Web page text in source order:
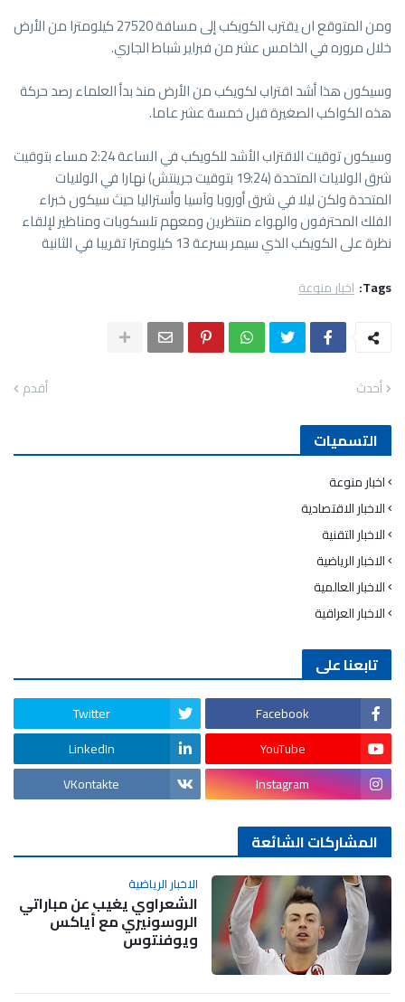
ومن المتوقع ان يقترب الكويكب إلى مسافة 27520 كيلومترا من الأرض
خلال مروره في الخامس عشر من فبراير شباط الجاري.
وسيكون هذا أشد اقتراب لكويكب من الأرض منذ بدأ العلماء رصد حركة
هذه الكواكب الصغيرة قبل خمسة عشر عاما.
وسيكون توقيت الاقتراب الأشد للكويكب في الساعة 2:24 مساء بتوقيت
شرق الولايات المتحدة (19:24 بتوقيت جرينتش) نهارا في الولايات
المتحدة ولكن ليلا في شرق أوروبا وآسيا وأستراليا حيث سيكون خبراء
الفلك المحترفون والهواء منتظرين ومعهم تلسكوبات ومناظير لإلقاء
نظرة على الكويكب الذي سيمر بسرعة 13 كيلومترا تقريبا في الثانية
Tags: اخبار منوعة
أحدث أقدم
التسميات
اخبار منوعة
الاخبار الاقتصادية
الاخبار التقنية
الاخبار الرياضية
الاخبار العالمية
الاخبار العراقية
تابعنا على
Facebook
Twitter
YouTube
LinkedIn
Instagram
VKontakte
المشاركات الشائعة
الاخبار الرياضية
الشعراوي يغيب عن مباراتي
الروسونيري مع أياكس
ويوفنتوس